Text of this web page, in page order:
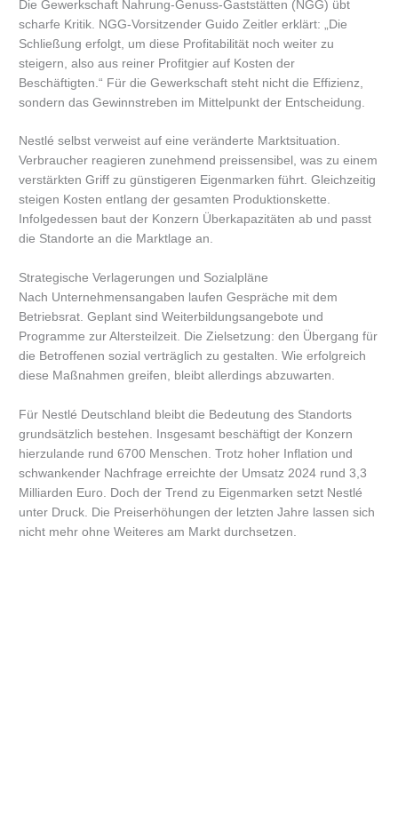
Die Gewerkschaft Nahrung-Genuss-Gaststätten (NGG) übt
scharfe Kritik. NGG-Vorsitzender Guido Zeitler erklärt: „Die
Schließung erfolgt, um diese Profitabilität noch weiter zu
steigern, also aus reiner Profitgier auf Kosten der
Beschäftigten.“ Für die Gewerkschaft steht nicht die Effizienz,
sondern das Gewinnstreben im Mittelpunkt der Entscheidung.
Nestlé selbst verweist auf eine veränderte Marktsituation.
Verbraucher reagieren zunehmend preissensibel, was zu einem
verstärkten Griff zu günstigeren Eigenmarken führt. Gleichzeitig
steigen Kosten entlang der gesamten Produktionskette.
Infolgedessen baut der Konzern Überkapazitäten ab und passt
die Standorte an die Marktlage an.
Strategische Verlagerungen und Sozialpläne
Nach Unternehmensangaben laufen Gespräche mit dem
Betriebsrat. Geplant sind Weiterbildungsangebote und
Programme zur Altersteilzeit. Die Zielsetzung: den Übergang für
die Betroffenen sozial verträglich zu gestalten. Wie erfolgreich
diese Maßnahmen greifen, bleibt allerdings abzuwarten.
Für Nestlé Deutschland bleibt die Bedeutung des Standorts
grundsätzlich bestehen. Insgesamt beschäftigt der Konzern
hierzulande rund 6700 Menschen. Trotz hoher Inflation und
schwankender Nachfrage erreichte der Umsatz 2024 rund 3,3
Milliarden Euro. Doch der Trend zu Eigenmarken setzt Nestlé
unter Druck. Die Preiserhöhungen der letzten Jahre lassen sich
nicht mehr ohne Weiteres am Markt durchsetzen.